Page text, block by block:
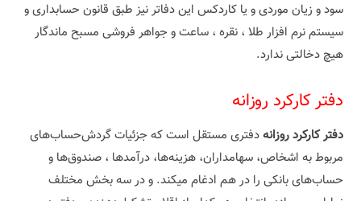
سود و زیان موردی و یا کاردکس این دفاتر نیز طبق قانون حسابداری و
سیستم نرم افزار طلا ، نقره ، ساعت و جواهر فروشی مسبح ماندگار
هیچ دخالتی ندارد.
دفتر کارکرد روزانه
دفتر کارکرد روزانهدفتری مستقل است که جزئیات گردش‌حساب‌های
مربوط به اشخاص، سهامداران، هزینه‌ها، درآمدها ، صندوق‌ها و
حساب‌های بانکی را در هم ادغام میکند. و در سه بخش مختلف